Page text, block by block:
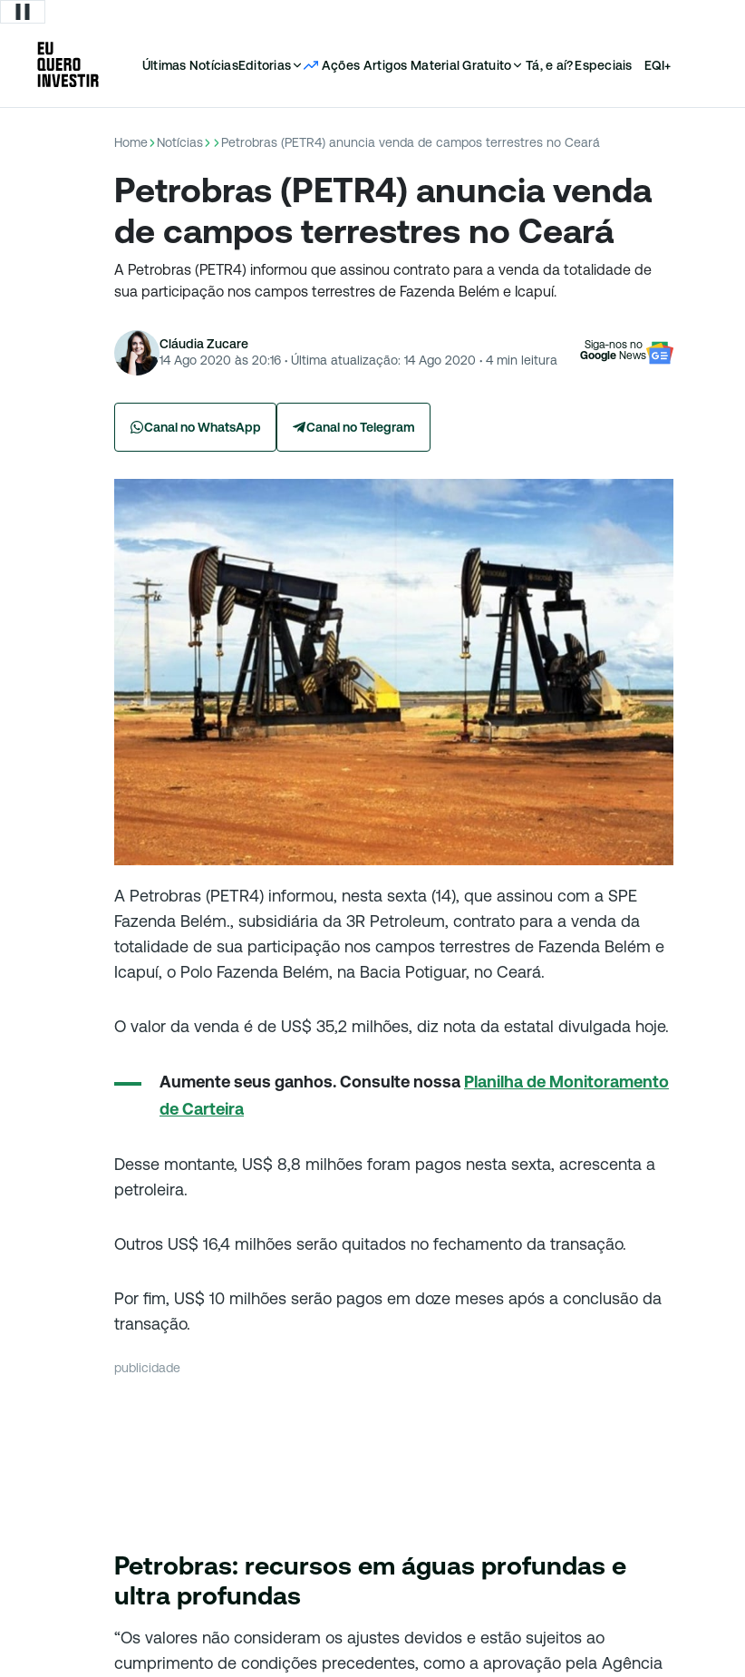
Últimas NotíciasEditorias Ações Artigos Material Gratuito Tá, e aí?Especiais EQI+
Home Notícias Petrobras (PETR4) anuncia venda de campos terrestres no Ceará
Petrobras (PETR4) anuncia venda
de campos terrestres no Ceará
A Petrobras (PETR4) informou que assinou contrato para a venda da totalidade de
sua participação nos campos terrestres de Fazenda Belém e Icapuí.
Cláudia Zucare
14 Ago 2020 às 20:16 · Última atualização: 14 Ago 2020 · 4min leitura
Siga-nos no
Google News
Canal no WhatsApp Canal no Telegram
A Petrobras (PETR4) informou, nesta sexta (14), que assinou com a SPE
Fazenda Belém., subsidiária da 3R Petroleum, contrato para a venda da
totalidade de sua participação nos campos terrestres de Fazenda Belém e
Icapuí, o Polo Fazenda Belém, na Bacia Potiguar, no Ceará.
O valor da venda é de US$ 35,2 milhões, diz nota da estatal divulgada hoje.
Aumente seus ganhos. Consulte nossa Planilha de Monitoramento
de Carteira
Desse montante, US$ 8,8 milhões foram pagos nesta sexta, acrescenta a
petroleira.
Outros US$ 16,4 milhões serão quitados no fechamento da transação.
Por fim, US$ 10 milhões serão pagos em doze meses após a conclusão da
transação.
publicidade
Petrobras: recursos em águas profundas e
ultra profundas
“Os valores não consideram os ajustes devidos e estão sujeitos ao
cumprimento de condições precedentes, como a aprovação pela Agência